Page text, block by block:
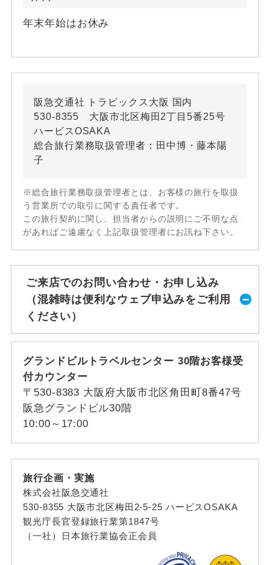
年末年始はお休み
阪急交通社 トラピックス大阪 国内
530-8355 大阪市北区梅田2丁目5番25号
ハービスOSAKA
総合旅行業務取扱管理者：田中博・藤本陽
子
※総合旅行業務取扱管理者とは、お客様の旅行を取扱
う営業所での取引に関する責任者です。
この旅行契約に関し、担当者からの説明にご不明な点
があればご遠慮なく上記取扱管理者にお訊ね下さい。
ご来店でのお問い合わせ・お申し込み
（混雑時は便利なウェブ申込みをご利用
ください）
グランドビルトラベルセンター 30階お客様受
付カウンター
〒530-8383 大阪府大阪市北区角田町8番47号
阪急グランドビル30階
10:00～17:00
旅行企画・実施
株式会社阪急交通社
530-8355 大阪市北区梅田2-5-25 ハービスOSAKA
観光庁長官登録旅行業第1847号
（一社）日本旅行業協会正会員